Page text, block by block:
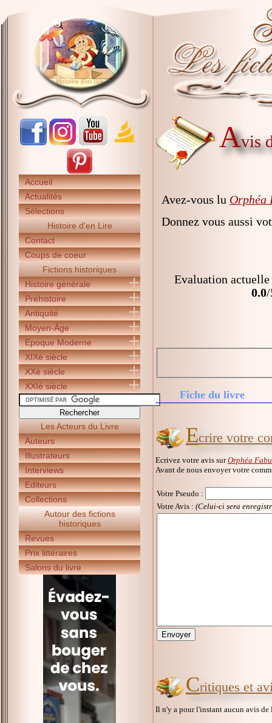
Accueil
Actualités
Sélections
Histoire d'en Lire
Contact
Coups de coeur
Fictions historiques
Histoire générale
Préhistoire
Antiquité
Moyen-Âge
Epoque Moderne
XIXè siècle
XXè siècle
XXIè siècle
Les Acteurs du Livre
Auteurs
Illustrateurs
Interviews
Editeurs
Collections
Autour des fictions
historiques
Revues
Prix littéraires
Salons du livre
Avis
Avez-vous lu Orphéa
Donnez vous aussi
Evaluation
0.0/
Fiche du livre
Ecrire votre
Ecrivez votre avis surOrphéa
Avant de nous envoyer votre
Votre Pseudo :
Votre Avis : (Celui-ci sera
Critiques et
Il n'y a pour l'instant aucun avis